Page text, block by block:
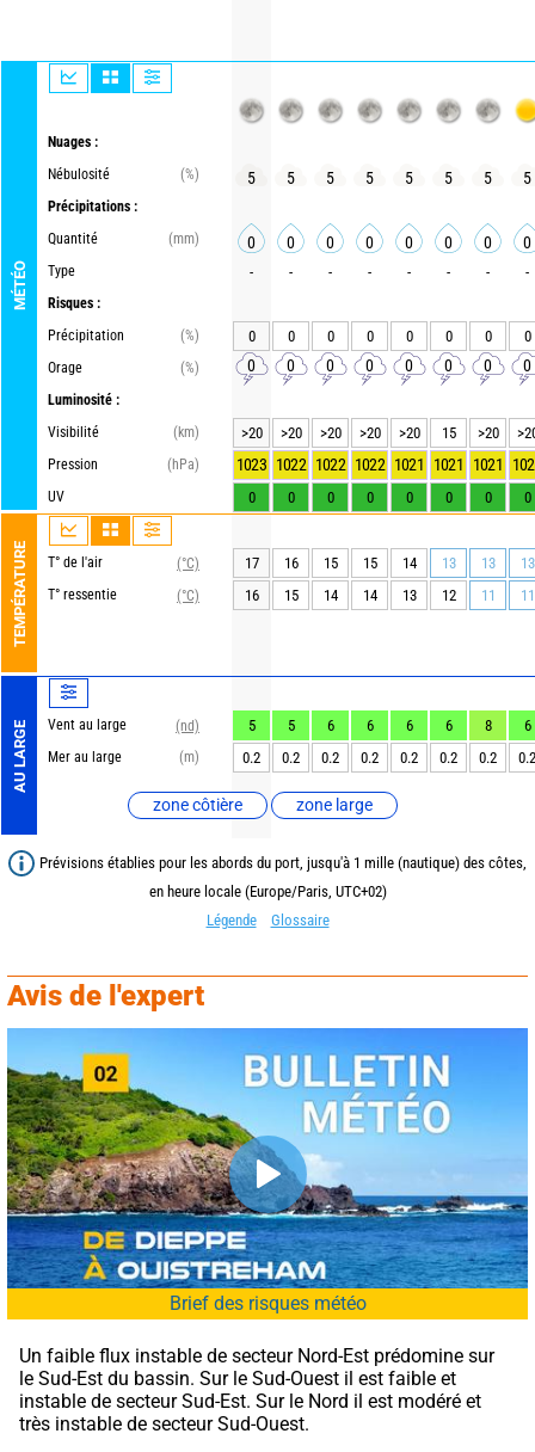
MÉTÉO
Nuages :
Nébulosité
(%)
Précipitations :
Quantité
(mm)
Type
Risques :
Précipitation
(%)
Orage
(%)
Luminosité :
Visibilité
(km)
Pression
(hPa)
UV
TEMPÉRATURE T° de l'air
(°C)
T° ressentie
(°C)
AU LARGE Vent au large
(nd)
Mer au large
(m)
zone côtière zone large
5 5 5 5 5 5 5 5
0 0 0 0 0 0 0 0
- - - - - - - -
0 0 0 0 0 0 0 0
0 0 0 0 0 0 0 0
>20 >20 >20 >20 >20 15 >20
1023 1022 1022 1022 1021 1021 1021
0 0 0 0 0 0 0 0
17 16 15 15 14 13 13
13
16
15 14 14 13 12 11 11
5 5 6 6 6 6 8
6
0.2
0.2 0.2 0.2 0.2 0.2 0.2 0.2
Prévisions établies pour les abords du port, jusqu'à 1 mille (nautique) des côtes,
en heure locale (Europe/Paris, UTC+02)
Légende
Glossaire
Avis de l'expert
Brief des risques météo
Un faible flux instable de secteur Nord-Est prédomine sur
le Sud-Est du bassin. Sur le Sud-Ouest il est faible et
instable de secteur Sud-Est. Sur le Nord il est modéré et
très instable de secteur Sud-Ouest.